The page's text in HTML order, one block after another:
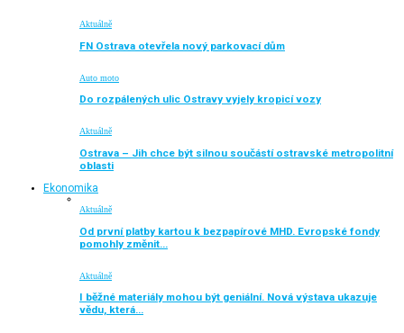
Aktuálně
FN Ostrava otevřela nový parkovací dům
Auto moto
Do rozpálených ulic Ostravy vyjely kropicí vozy
Aktuálně
Ostrava – Jih chce být silnou součástí ostravské metropolitní
oblasti
Ekonomika
Aktuálně
Od první platby kartou k bezpapírové MHD. Evropské fondy
pomohly změnit…
Aktuálně
I běžné materiály mohou být geniální. Nová výstava ukazuje
vědu, která…